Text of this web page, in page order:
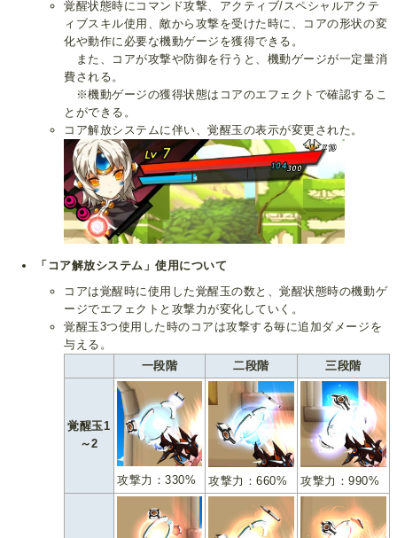
覚醒状態時にコマンド攻撃、アクティブ/スペシャルアクテ
ィブスキル使用、敵から攻撃を受けた時に、コアの形状の変
化や動作に必要な機動ゲージを獲得できる。
また、コアが攻撃や防御を行うと、機動ゲージが一定量消
費される。
※機動ゲージの獲得状態はコアのエフェクトで確認するこ
とができる。
コア解放システムに伴い、覚醒玉の表示が変更された。
「コア解放システム」使用について
コアは覚醒時に使用した覚醒玉の数と、覚醒状態時の機動ゲ
ージでエフェクトと攻撃力が変化していく。
覚醒玉3つ使用した時のコアは攻撃する毎に追加ダメージを
与える。
一段階
二段階 三段階
覚醒玉1
～2
攻撃力：330% 攻撃力：660% 攻撃力：990%